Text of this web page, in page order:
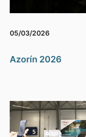
05/03/2026
Azorín 2026